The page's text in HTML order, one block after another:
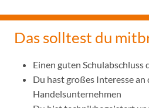
Das solltest du
Einen guten Schulabschluss
Du hast großes Interesse
Handelsunternehmen